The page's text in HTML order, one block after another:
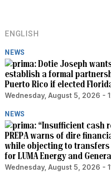
ENGLISH
NEWS
Dotie Joseph
establish a formal
Puerto Rico if elected
Wednesday, August 5, 2026 -
NEWS
“Insufficient cash
PREPA warns of dire
while objecting to transfers
for LUMA Energy and
Wednesday, August 5, 2026 -